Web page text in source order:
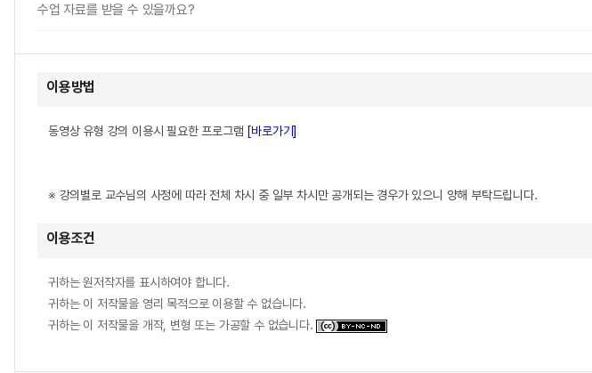
수업 자료를 받을 수 있을까요?
이용방법
동영상 유형 강의 이용시 필요한 프로그램 [바로가기]
※ 강의별로 교수님의 사정에 따라 전체 차시 중 일부 차시만 공개되는 경우가 있으니 양해 부탁드립니다.
이용조건
귀하는 원저작자를 표시하여야 합니다.
귀하는 이 저작물을 영리 목적으로 이용할 수 없습니다.
귀하는 이 저작물을 개작, 변형 또는 가공할 수 없습니다.